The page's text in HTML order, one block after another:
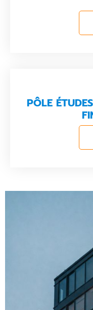
PÔLE